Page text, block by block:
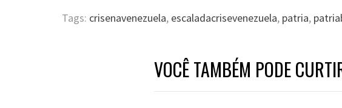
Tags: crisenavenezuela, escaladacrisevenezuela, patria,
VOCÊ TAMBÉM PODE